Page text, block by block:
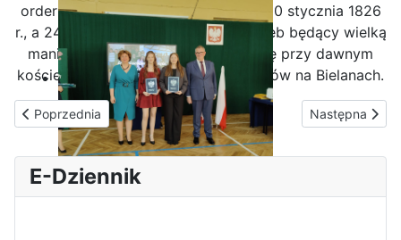
Zakończenie roku maturzystów
order Orła Białegow w1824 r. Zmarł 20 stycznia 1826
r., a 24 stycznia odbył się jego pogrzeb będący wielką
manifestacją. Jego grób znajduje się przy dawnym
kościele klasztornym Ojców Kamedułów na Bielanach.
Poprzednia strona: Dyrekcja
Poprzednia Następna
Następna
E-Dziennik